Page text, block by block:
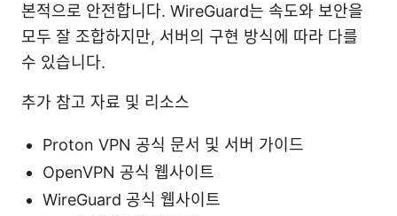
본적으로 안전합니다. WireGuard는 속도와 보안을
모두 잘 조합하지만, 서버의 구현 방식에 따라 다를
수 있습니다.
추가 참고 자료 및 리소스
Proton VPN 공식 문서 및 서버 가이드
OpenVPN 공식 웹사이트
WireGuard 공식 웹사이트